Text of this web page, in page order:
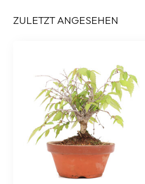
ZULETZT ANGESEHEN